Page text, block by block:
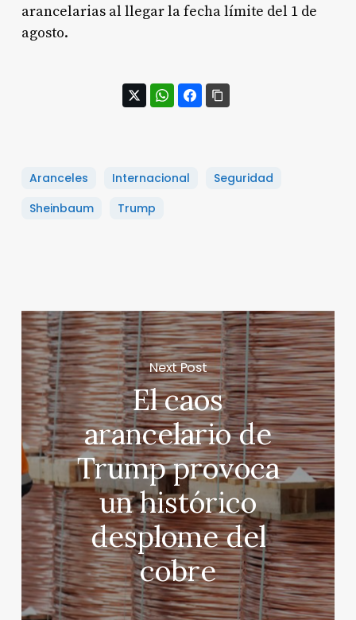
arancelarias al llegar la fecha límite del 1 de
agosto.
Aranceles Internacional
Seguridad
Sheinbaum
Trump
Next Post
El caos
arancelario de
Trump provoca
un histórico
desplome del
cobre